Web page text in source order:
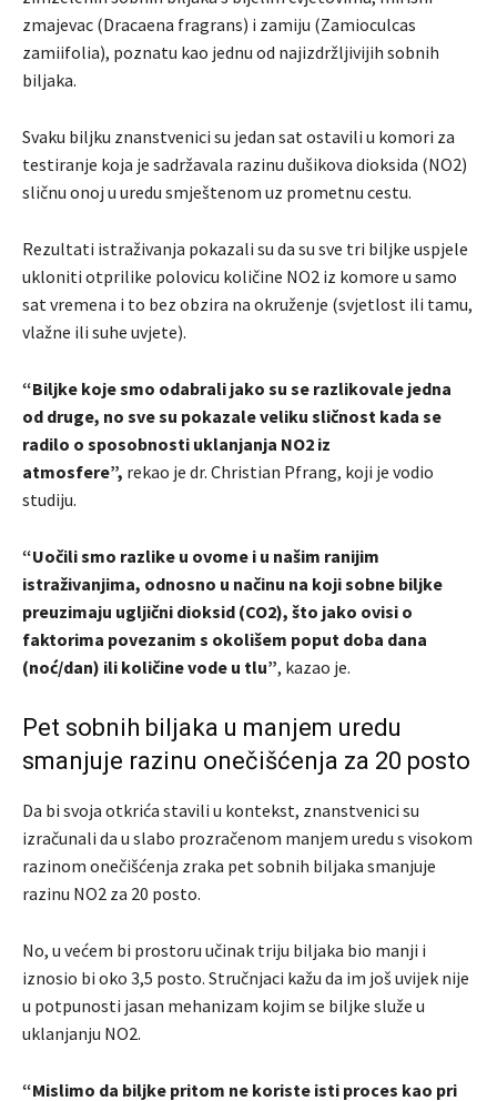
zmajevac (Dracaena fragrans) i zamiju (Zamioculcas
zamiifolia), poznatu kao jednu od najizdržljivijih sobnih
biljaka.
Svaku biljku znanstvenici su jedan sat ostavili u komori za
testiranje koja je sadržavala razinu dušikova dioksida (NO2)
sličnu onoj u uredu smještenom uz prometnu cestu.
Rezultati istraživanja pokazali su da su sve tri biljke uspjele
ukloniti otprilike polovicu količine NO2 iz komore u samo
sat vremena i to bez obzira na okruženje (svjetlost ili tamu,
vlažne ili suhe uvjete).
“Biljke koje smo odabrali jako su se razlikovale jedna
od druge, no sve su pokazale veliku sličnost kada se
radilo o sposobnosti uklanjanja NO2 iz
atmosfere”, rekao je dr. Christian Pfrang, koji je vodio
studiju.
“Uočili smo razlike u ovome i u našim ranijim
istraživanjima, odnosno u načinu na koji sobne biljke
preuzimaju ugljični dioksid (CO2), što jako ovisi o
faktorima povezanim s okolišem poput doba dana
(noć/dan) ili količine vode u tlu”, kazao je.
Pet sobnih biljaka u manjem uredu
smanjuje razinu onečišćenja za 20 posto
Da bi svoja otkrića stavili u kontekst, znanstvenici su
izračunali da u slabo prozračenom manjem uredu s visokom
razinom onečišćenja zraka pet sobnih biljaka smanjuje
razinu NO2 za 20 posto.
No, u većem bi prostoru učinak triju biljaka bio manji i
iznosio bi oko 3,5 posto. Stručnjaci kažu da im još uvijek nije
u potpunosti jasan mehanizam kojim se biljke služe u
uklanjanju NO2.
“Mislimo da biljke pritom ne koriste isti proces kao pri